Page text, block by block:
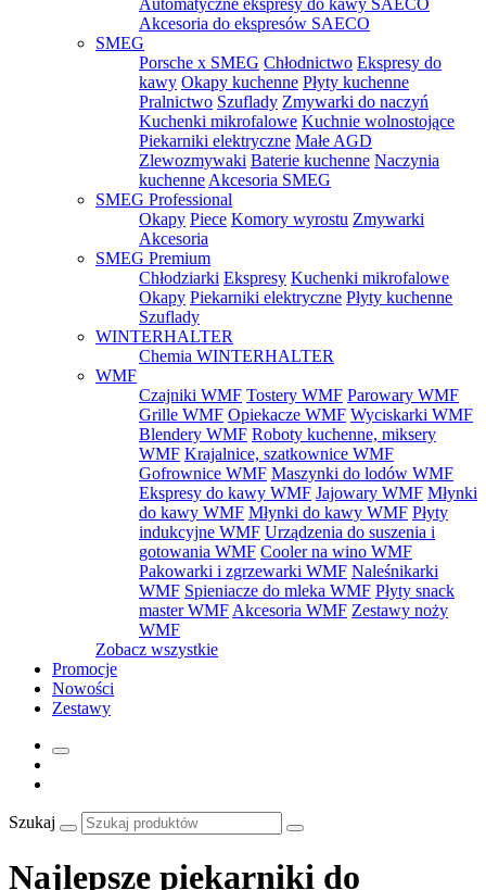
Automatyczne ekspresy do kawy SAECO
Akcesoria do ekspresów SAECO
SMEG
Porsche x SMEG Chłodnictwo Ekspresy do
kawy Okapy kuchenne Płyty kuchenne
Pralnictwo Szuflady Zmywarki do naczyń
Kuchenki mikrofalowe Kuchnie wolnostojące
Piekarniki elektryczne Małe AGD
Zlewozmywaki Baterie kuchenne Naczynia
kuchenne Akcesoria SMEG
SMEG Professional
Okapy Piece Komory wyrostu Zmywarki
Akcesoria
SMEG Premium
Chłodziarki Ekspresy Kuchenki mikrofalowe
Okapy Piekarniki elektryczne Płyty kuchenne
Szuflady
WINTERHALTER
Chemia WINTERHALTER
WMF
Czajniki WMF Tostery WMF Parowary WMF
Grille WMF Opiekacze WMF Wyciskarki WMF
Blendery WMF Roboty kuchenne, miksery
WMF Krajalnice, szatkownice WMF
Gofrownice WMF Maszynki do lodów WMF
Ekspresy do kawy WMF Jajowary WMF Młynki
do kawy WMF Młynki do kawy WMF Płyty
indukcyjne WMF Urządzenia do suszenia i
gotowania WMF Cooler na wino WMF
Pakowarki i zgrzewarki WMF Naleśnikarki
WMF Spieniacze do mleka WMF Płyty snack
master WMF Akcesoria WMF Zestawy noży
WMF
Zobacz wszystkie
Promocje
Nowości
Zestawy
Szukaj
Najlepsze piekarniki do